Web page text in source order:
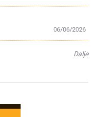
06/06/2026
Dalje